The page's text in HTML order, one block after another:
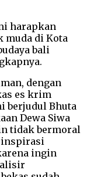
harapkan
muda di Kota
bali
dengan
es krim
berjudul Bhuta
Dewa Siwa
tidak bermoral
ingin